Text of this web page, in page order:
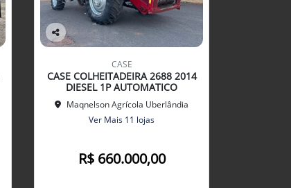
Co
arti
lhe
CASE
CASE COLHEITADEIRA 2688 2014
DIESEL 1P AUTOMATICO
Maqnelson Agrícola Uberlândia
Ver Mais 11 lojas
R$ 660.000,00